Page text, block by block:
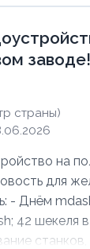
заводе!
страны)
на
для
- Днём
42 шекеля
станков,